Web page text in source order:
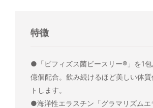
特徴
●「ビフィズス菌ビースリー®」を1
億個配合。飲み続けるほど美しい体
トします。
●海洋性エラスチン「グラマリズムエ